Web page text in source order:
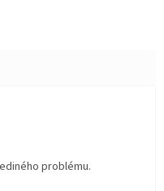
z 5 hvězdiček.
problému.